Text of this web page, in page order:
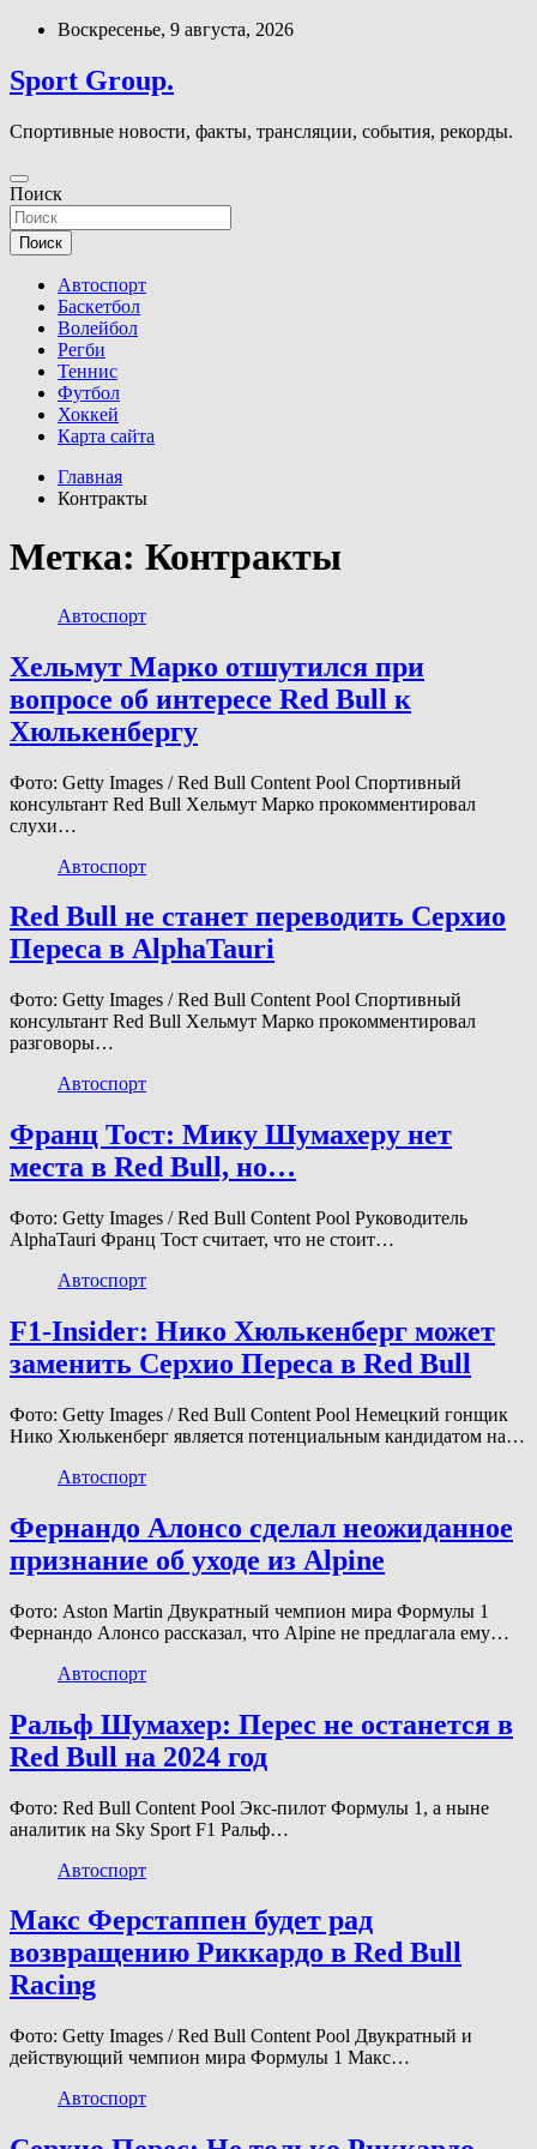
Перейти
содержимому
Воскресенье, 9 августа, 2026
Sport Group.
Спортивные новости, факты, трансляции, события, рекорды.
Поиск
Поиск
Автоспорт
Баскетбол
Волейбол
Регби
Теннис
Футбол
Хоккей
Карта сайта
Главная
Контракты
Метка: Контракты
Автоспорт
Хельмут Марко отшутился при
вопросе об интересе Red Bull к
Хюлькенбергу
Фото: Getty Images / Red Bull Content Pool Спортивный
консультант Red Bull Хельмут Марко прокомментировал
слухи…
Автоспорт
Red Bull не станет переводить Серхио
Переса в AlphaTauri
Фото: Getty Images / Red Bull Content Pool Спортивный
консультант Red Bull Хельмут Марко прокомментировал
разговоры…
Автоспорт
Франц Тост: Мику Шумахеру нет
места в Red Bull, но…
Фото: Getty Images / Red Bull Content Pool Руководитель
AlphaTauri Франц Тост считает, что не стоит…
Автоспорт
F1-Insider: Нико Хюлькенберг может
заменить Серхио Переса в Red Bull
Фото: Getty Images / Red Bull Content Pool Немецкий гонщик
Нико Хюлькенберг является потенциальным кандидатом на…
Автоспорт
Фернандо Алонсо сделал неожиданное
признание об уходе из Alpine
Фото: Aston Martin Двукратный чемпион мира Формулы 1
Фернандо Алонсо рассказал, что Alpine не предлагала ему…
Автоспорт
Ральф Шумахер: Перес не останется в
Red Bull на 2024 год
Фото: Red Bull Content Pool Экс-пилот Формулы 1, а ныне
аналитик на Sky Sport F1 Ральф…
Автоспорт
Макс Ферстаппен будет рад
возвращению Риккардо в Red Bull
Racing
Фото: Getty Images / Red Bull Content Pool Двукратный и
действующий чемпион мира Формулы 1 Макс…
Автоспорт